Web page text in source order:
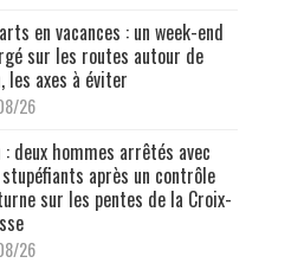
en vacances : un week-end
sur les routes autour de
les axes à éviter
26
: deux hommes arrêtés avec
après un contrôle
sur les pentes de la Croix-
26